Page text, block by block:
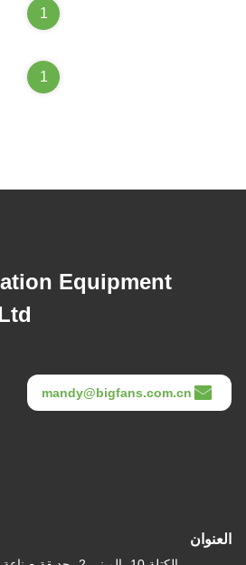
1
1
Equipment
mandy@bigfans.com.cn
العنوان